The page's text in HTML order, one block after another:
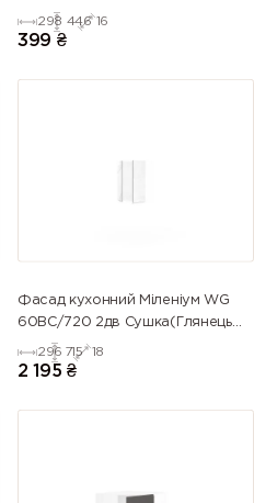
298 446 16
399 ₴
Фасад кухонний Міленіум WG
60ВС/720 2дв Сушка(Глянець
Білий (Серія М))
296 715 18
2 195 ₴